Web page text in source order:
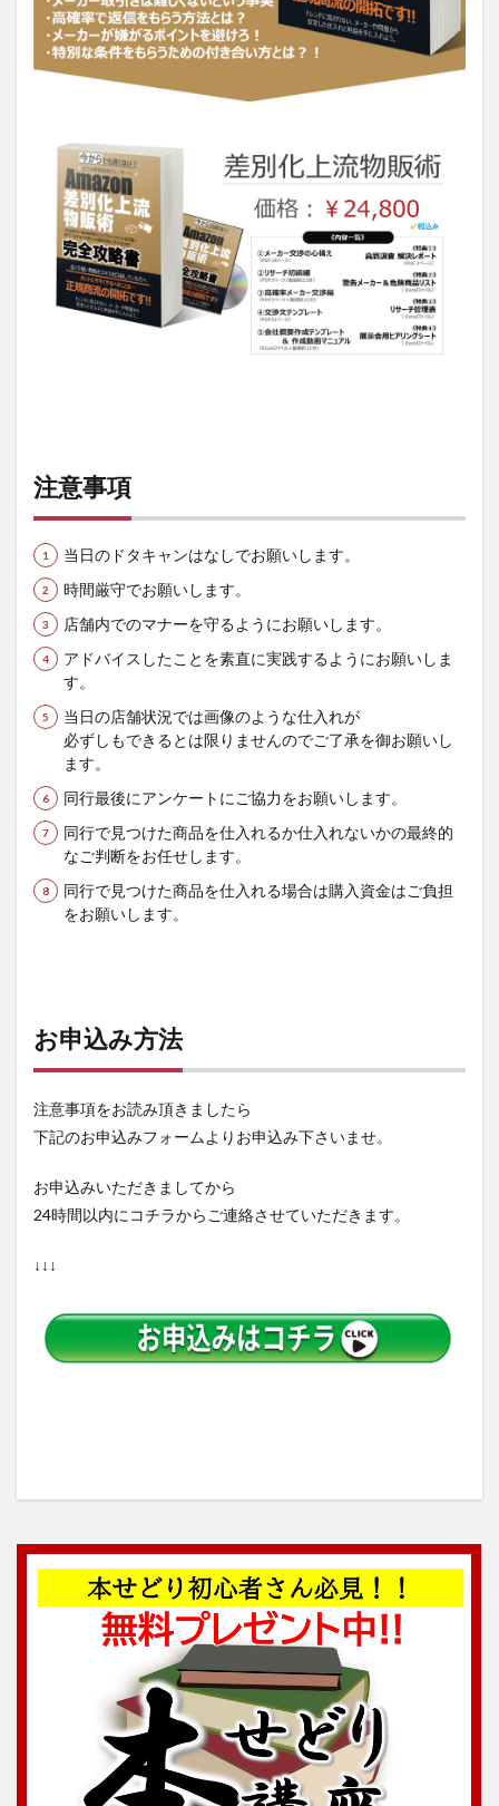
注意事項
当日のドタキャンはなしでお願いします。
時間厳守でお願いします。
店舗内でのマナーを守るようにお願いします。
アドバイスしたことを素直に実践するようにお願いしま
す。
当日の店舗状況では画像のような仕入れが
必ずしもできるとは限りませんのでご了承を御お願いし
ます。
同行最後にアンケートにご協力をお願いします。
同行で見つけた商品を仕入れるか仕入れないかの最終的
なご判断をお任せします。
同行で見つけた商品を仕入れる場合は購入資金はご負担
をお願いします。
お申込み方法
注意事項をお読み頂きましたら
下記のお申込みフォームよりお申込み下さいませ。
お申込みいただきましてから
24時間以内にコチラからご連絡させていただきます。
↓↓↓